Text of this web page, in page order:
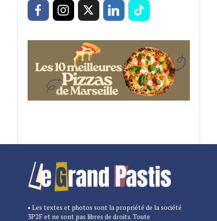
• Les textes et photos sont la propriété de la société
3P2F et ne sont pas libres de droits. Toute